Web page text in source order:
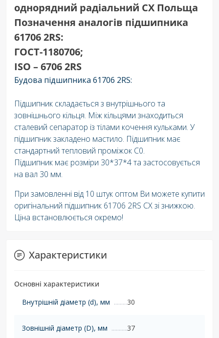
однорядний радіальний CX Польща
Позначення аналогів підшипника
61706 2RS:
ГОСТ-1180706;
ISO – 6706 2RS
Будова підшипника 61706 2RS:
Підшипник складається з внутрішнього та
зовнішнього кільця. Між кільцями знаходиться
сталевий сепаратор із тілами кочення кульками. У
підшипник закладено мастило. Підшипник має
стандартний тепловий проміжок C0.
Підшипник має розміри 30*37*4 та застосовується
на вал 30 мм.
При замовленні від 10 штук оптом Ви можете купити
оригінальний підшипник 61706 2RS СХ зі знижкою.
Ціна встановлюється окремо!
Характеристики
Основні характеристики
Внутрішній діаметр (d), мм
30
Зовнішній діаметр (D), мм 37